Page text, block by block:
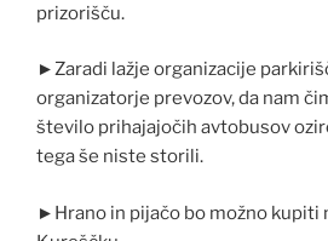
prizorišču.
►Zaradi lažje organizacije
organizatorje prevozov, da nam
število prihajajočih avtobusov
tega še niste storili.
►Hrano in pijačo bo možno kupiti